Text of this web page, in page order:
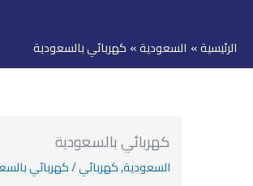
السعودية كهربائي بالسعودية
كهربائي بالسعودية
السعودية,كهربائي/كهربائي بالسعودية